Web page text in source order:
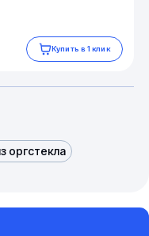
Купить в 1 клик
оргстекла